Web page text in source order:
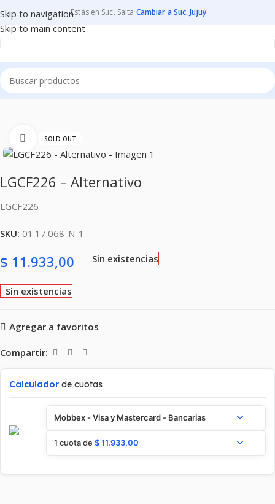
Skip to navigation
Skip to main content
Estás en Suc. Salta·Cambiar a Suc. Jujuy
Inicio CONSUMIBLES CARTUCHOS PARA IMPRESORAS
SOLD OUT
Clic para ampliar
LGCF226 – Alternativo
LGCF226
SKU: 01.17.068-N-1
$ 11.933,00 Sin existencias
Sin existencias
Agregar a favoritos
Compartir:
Calculador de cuotas
Mobbex - Visa y Mastercard - Bancarias
1 cuota de $11.933,00